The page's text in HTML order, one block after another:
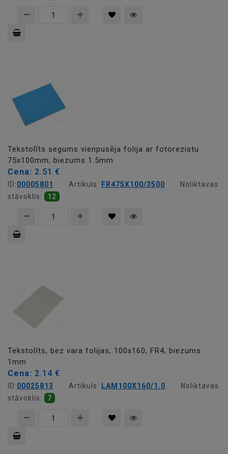
Tekstolīts segums vienpusēja folija ar fotorezistu
75x100mm, biezums 1.5mm
Cena: 2.51 €
ID:00005801 Artikuls: FR475X100/3500
Noliktavas
stāvoklis:
12
Tekstolīts, bez vara folijas, 100x160, FR4, biezums
1mm
Cena: 2.14 €
ID:00025813 Artikuls: LAM100X160/1.0
Noliktavas
stāvoklis:
7